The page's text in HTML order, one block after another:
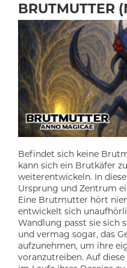
BRUTMUTTER
Befindet sich keine
kann sich ein Brutkäfer
weiterentwickeln. In
Ursprung und Zentrum
Eine Brutmutter hört
entwickelt sich
Wandlung passt sie sich
und vermag sogar, das
aufzunehmen, um ihre
voranzutreiben. Auf